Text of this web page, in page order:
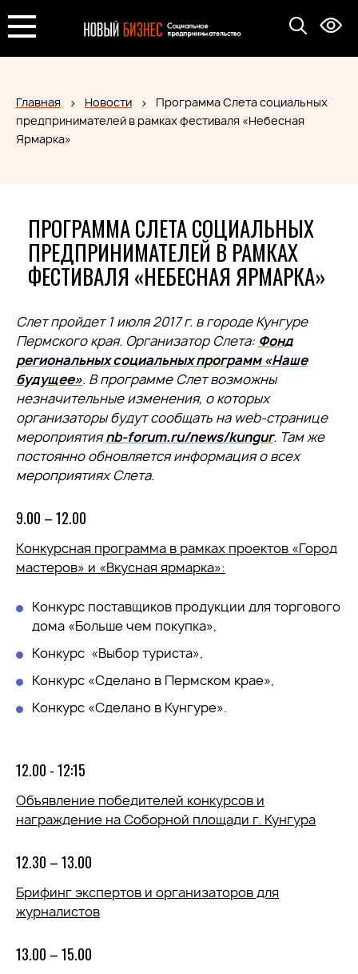
Главная Новости
Программа Слета социальных
предпринимателей в рамках фестиваля «Небесная
Ярмарка»
ПРОГРАММА СЛЕТА СОЦИАЛЬНЫХ
ПРЕДПРИНИМАТЕЛЕЙ В РАМКАХ
ФЕСТИВАЛЯ «НЕБЕСНАЯ ЯРМАРКА»
Слет пройдет 1 июля 2017 г. в городе Кунгуре
Пермского края. Организатор Слета: Фонд
региональных социальных программ «Наше
будущее». В программе Слет возможны
незначительные изменения, о которых
организаторы будут сообщать на web-странице
мероприятияnb-forum.ru/news/kungur. Там же
постоянно обновляется информация о всех
мероприятиях Слета.
9.00 – 12.00
Конкурсная программа в рамках проектов «Город
мастеров» и «Вкусная ярмарка»:
Конкурс поставщиков продукции для торгового
дома «Больше чем покупка»,
Конкурс «Выбор туриста»,
Конкурс «Сделано в Пермском крае»,
Конкурс «Сделано в Кунгуре».
12.00 - 12:15
Объявление победителей конкурсов и
награждение на Соборной площади г. Кунгура
12.30 – 13.00
Брифинг экспертов и организаторов для
журналистов
13.00 – 15.00